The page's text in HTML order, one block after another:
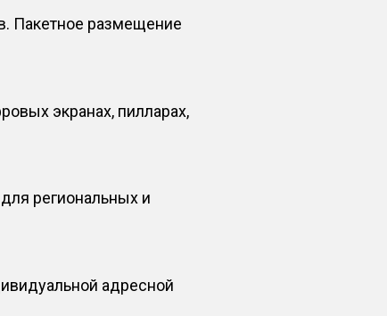
Пакетное размещение
экранах, пилларах,
региональных и
адресной